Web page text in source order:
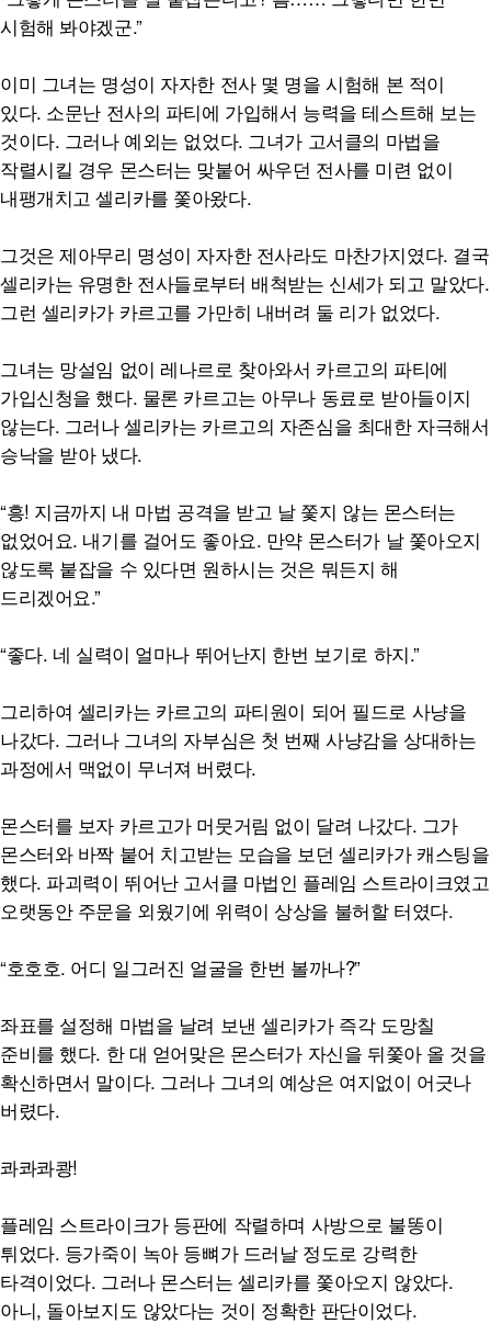
시험해 봐야겠군.”
이미 그녀는 명성이 자자한 전사 몇 명을 시험해 본 적이
있다. 소문난 전사의 파티에 가입해서 능력을 테스트해 보는
것이다. 그러나 예외는 없었다. 그녀가 고서클의 마법을
작렬시킬 경우 몬스터는 맞붙어 싸우던 전사를 미련 없이
내팽개치고 셀리카를 쫓아왔다.
그것은 제아무리 명성이 자자한 전사라도 마찬가지였다. 결국
셀리카는 유명한 전사들로부터 배척받는 신세가 되고 말았다.
그런 셀리카가 카르고를 가만히 내버려 둘 리가 없었다.
그녀는 망설임 없이 레나르로 찾아와서 카르고의 파티에
가입신청을 했다. 물론 카르고는 아무나 동료로 받아들이지
않는다. 그러나 셀리카는 카르고의 자존심을 최대한 자극해서
승낙을 받아 냈다.
“흥! 지금까지 내 마법 공격을 받고 날 쫓지 않는 몬스터는
없었어요. 내기를 걸어도 좋아요. 만약 몬스터가 날 쫓아오지
않도록 붙잡을 수 있다면 원하시는 것은 뭐든지 해
드리겠어요.”
“좋다. 네 실력이 얼마나 뛰어난지 한번 보기로 하지.”
그리하여 셀리카는 카르고의 파티원이 되어 필드로 사냥을
나갔다. 그러나 그녀의 자부심은 첫 번째 사냥감을 상대하는
과정에서 맥없이 무너져 버렸다.
몬스터를 보자 카르고가 머뭇거림 없이 달려 나갔다. 그가
몬스터와 바짝 붙어 치고받는 모습을 보던 셀리카가 캐스팅을
했다. 파괴력이 뛰어난 고서클 마법인 플레임 스트라이크였고
오랫동안 주문을 외웠기에 위력이 상상을 불허할 터였다.
“호호호. 어디 일그러진 얼굴을 한번 볼까나?”
좌표를 설정해 마법을 날려 보낸 셀리카가 즉각 도망칠
준비를 했다. 한 대 얻어맞은 몬스터가 자신을 뒤쫓아 올 것을
확신하면서 말이다. 그러나 그녀의 예상은 여지없이 어긋나
버렸다.
콰콰콰쾅!
플레임 스트라이크가 등판에 작렬하며 사방으로 불똥이
튀었다. 등가죽이 녹아 등뼈가 드러날 정도로 강력한
타격이었다. 그러나 몬스터는 셀리카를 쫓아오지 않았다.
아니, 돌아보지도 않았다는 것이 정확한 판단이었다.